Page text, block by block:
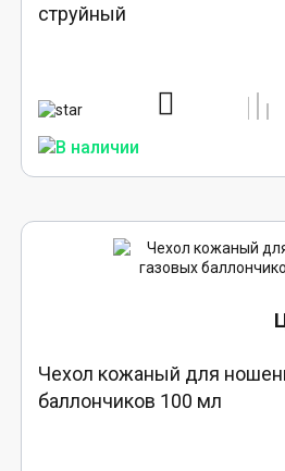
струйный
Чехол кожаный для
баллончиков 100 мл